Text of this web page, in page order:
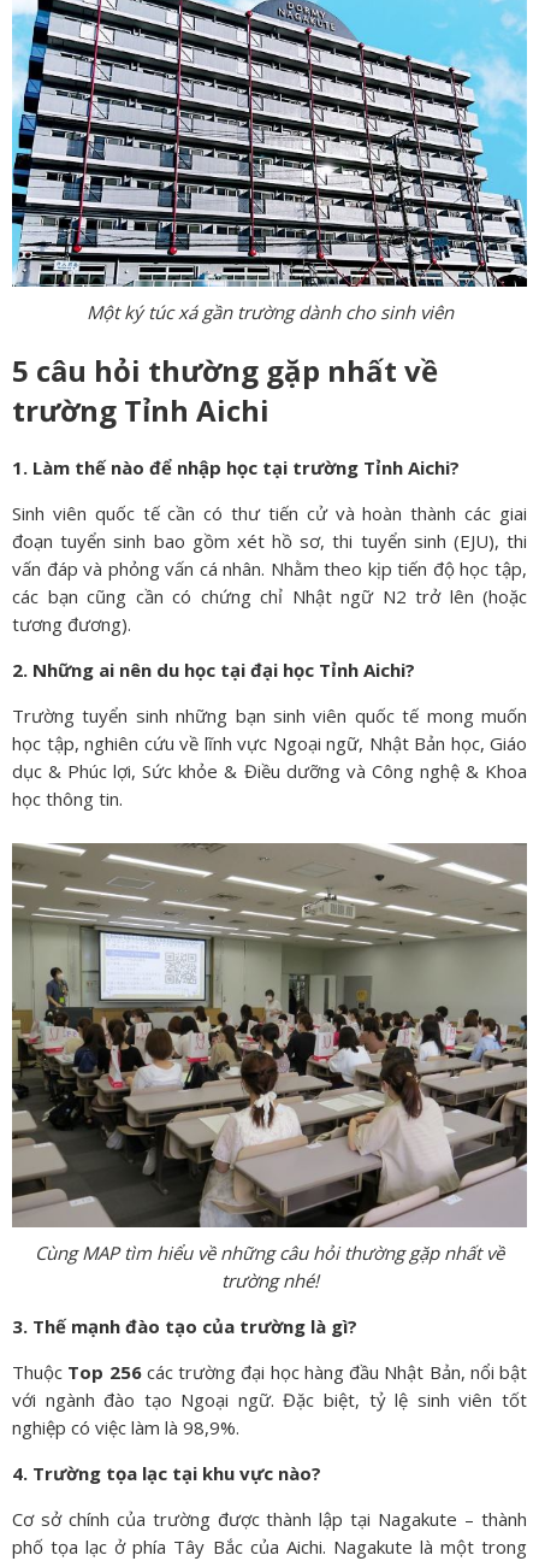
Một ký túc xá gần trường dành cho sinh viên
5 câu hỏi thường gặp nhất về
trường Tỉnh Aichi
1. Làm thế nào để nhập học tại trường Tỉnh Aichi?
Sinh viên quốc tế cần có thư tiến cử và hoàn thành các giai
đoạn tuyển sinh bao gồm xét hồ sơ, thi tuyển sinh (EJU), thi
vấn đáp và phỏng vấn cá nhân. Nhằm theo kịp tiến độ học tập,
các bạn cũng cần có chứng chỉ Nhật ngữ N2 trở lên (hoặc
tương đương).
2. Những ai nên du học tại đại học Tỉnh Aichi?
Trường tuyển sinh những bạn sinh viên quốc tế mong muốn
học tập, nghiên cứu về lĩnh vực Ngoại ngữ, Nhật Bản học, Giáo
dục & Phúc lợi, Sức khỏe & Điều dưỡng và Công nghệ & Khoa
học thông tin.
Cùng MAP tìm hiểu về những câu hỏi thường gặp nhất về
trường nhé!
3. Thế mạnh đào tạo của trường là gì?
Thuộc Top 256các trường đại học hàng đầu Nhật Bản, nổi bật
với ngành đào tạo Ngoại ngữ. Đặc biệt, tỷ lệ sinh viên tốt
nghiệp có việc làm là 98,9%.
4. Trường tọa lạc tại khu vực nào?
Cơ sở chính của trường được thành lập tại Nagakute – thành
phố tọa lạc ở phía Tây Bắc của Aichi. Nagakute là một trong